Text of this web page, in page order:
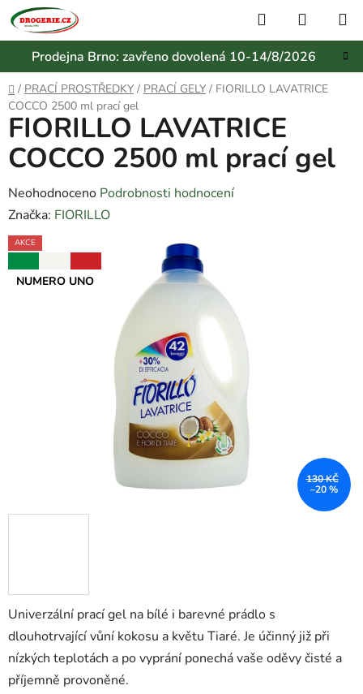
Přejít
na
obsah
Prodejna Brno: zavřeno dovolená 10-14/8/2026
Hledat
KOŠÍK
Domů
/ PRACÍ PROSTŘEDKY / PRACÍ GELY / FIORILLO LAVATRICE
COCCO 2500 ml prací gel
Univerzální prací gel na bílé i barevné prádlo s
dlouhotrvající vůní kokosu a květu Tiaré. Je účinný již při
nízkých teplotách a po vyprání ponechá vaše oděvy čisté a
příjemně provoněné.
FIORILLO LAVATRICE
COCCO 2500 ml prací gel
Průměrné
hodnocení
produktu
je
0,0
Neohodnoceno Podrobnosti hodnocení
Značka: FIORILLO
AKCE
NUMERO UNO
130 KČ
–20 %